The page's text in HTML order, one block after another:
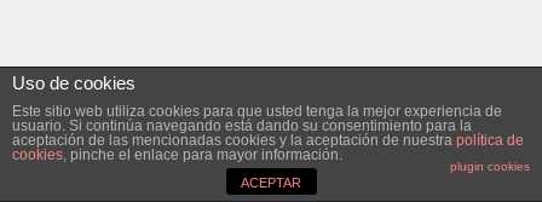
Uso de cookies
Este sitio web utiliza cookies para que usted tenga la mejor experiencia de
usuario. Si continúa navegando está dando su consentimiento para la
aceptación de las mencionadas cookies y la aceptación de nuestra política de
cookies, pinche el enlace para mayor información.
plugin cookies
ACEPTAR